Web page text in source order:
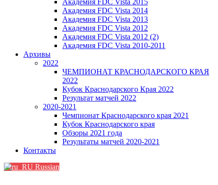
Академия FDC Vista 2015
Академия FDC Vista 2014
Академия FDC Vista 2013
Академия FDC Vista 2012
Академия FDC Vista 2012 (2)
Академия FDC Vista 2010-2011
Архивы
2022
ЧЕМПИОНАТ КРАСНОДАРСКОГО КРАЯ
2022
Кубок Краснодарского Края 2022
Результат матчей 2022
2020-2021
Чемпионат Краснодарского края 2021
Кубок Краснодарского края
Обзоры 2021 года
Результаты матчей 2020-2021
Контакты
Russian